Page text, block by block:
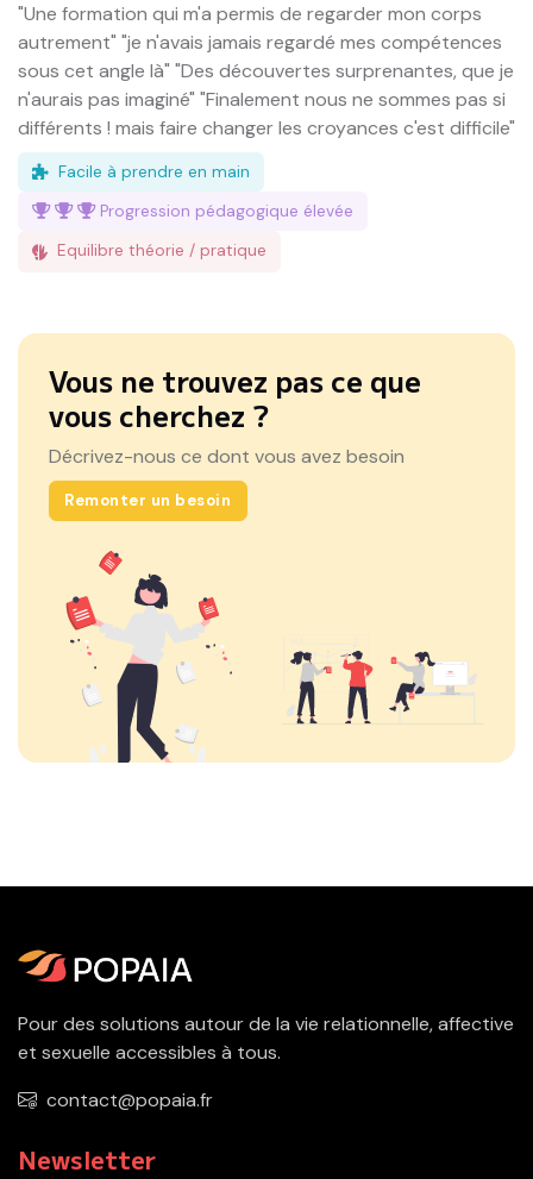
"Une formation qui m'a permis de regarder mon corps
autrement" "je n'avais jamais regardé mes compétences
sous cet angle là" "Des découvertes surprenantes, que je
n'aurais pas imaginé" "Finalement nous ne sommes pas si
différents ! mais faire changer les croyances c'est difficile"
Facile à prendre en main
Progression pédagogique élevée
Equilibre théorie / pratique
Vous ne trouvez pas ce que
vous cherchez ?
Décrivez-nous ce dont vous avez besoin
Remonter un besoin
Pour des solutions autour de la vie relationnelle, affective
et sexuelle accessibles à tous.
contact@popaia.fr
Newsletter